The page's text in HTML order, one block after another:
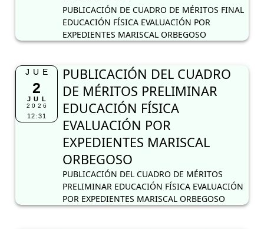
PUBLICACIÓN DE CUADRO DE MÉRITOS FINAL
EDUCACIÓN FÍSICA EVALUACIÓN POR
EXPEDIENTES MARISCAL ORBEGOSO
JUE
2
JUL
2026
12:31
PUBLICACIÓN DEL CUADRO
DE MÉRITOS PRELIMINAR
EDUCACIÓN FÍSICA
EVALUACIÓN POR
EXPEDIENTES MARISCAL
ORBEGOSO
PUBLICACIÓN DEL CUADRO DE MÉRITOS
PRELIMINAR EDUCACIÓN FÍSICA EVALUACIÓN
POR EXPEDIENTES MARISCAL ORBEGOSO